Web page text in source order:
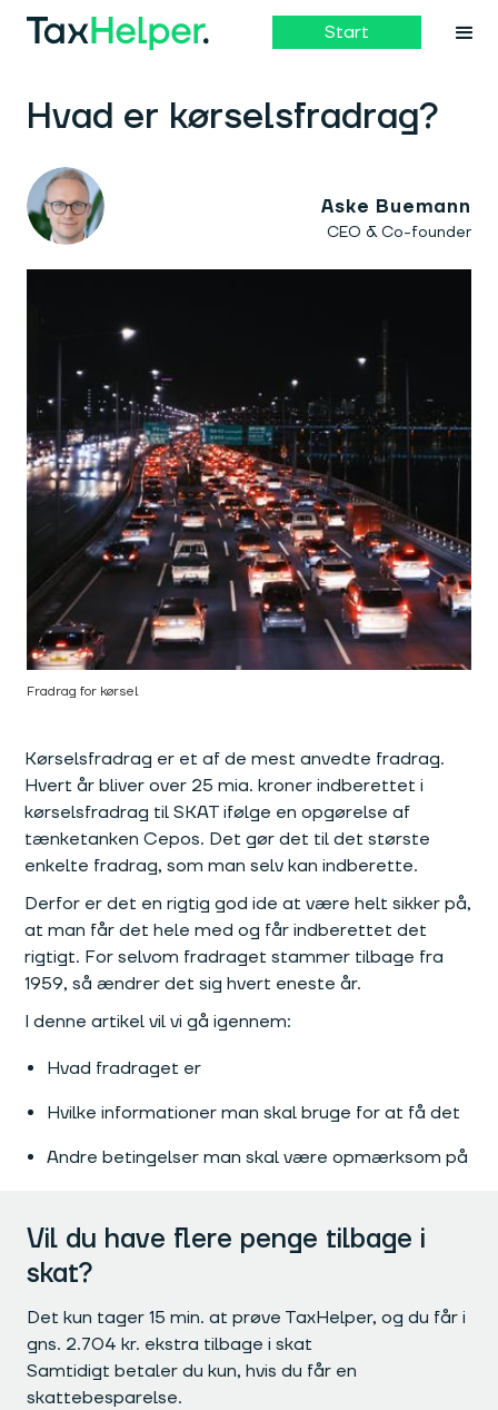
Start
Hvad er kørselsfradrag?
Aske Buemann
CEO & Co-founder
Fradrag for kørsel
Kørselsfradrag er et af de mest anvedte fradrag.
Hvert år bliver over 25 mia. kroner indberettet i
kørselsfradrag til SKAT ifølge en opgørelse af
tænketanken Cepos. Det gør det til det største
enkelte fradrag, som man selv kan indberette.
Derfor er det en rigtig god ide at være helt sikker på,
at man får det hele med og får indberettet det
rigtigt. For selvom fradraget stammer tilbage fra
1959, så ændrer det sig hvert eneste år.
I denne artikel vil vi gå igennem:
Hvad fradraget er
Hvilke informationer man skal bruge for at få det
Andre betingelser man skal være opmærksom på
Vil du have flere penge tilbage i
skat?
Det kun tager 15 min. at prøve TaxHelper, og du får i
gns. 2.704 kr. ekstra tilbage i skat
Samtidigt betaler du kun, hvis du får en
skattebesparelse.